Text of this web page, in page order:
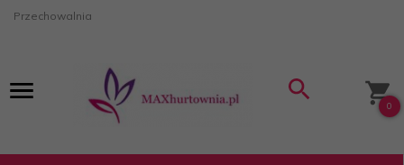
Przechowalnia
0